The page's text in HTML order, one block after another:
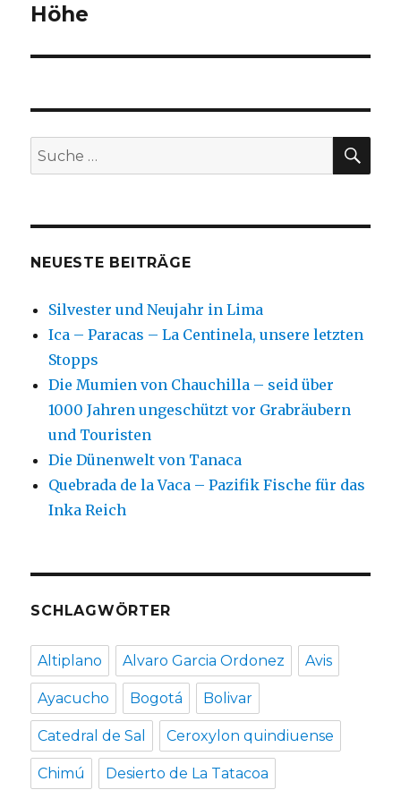
Höhe
Suche
nach:
NEUESTE BEITRÄGE
Silvester und Neujahr in Lima
Ica – Paracas – La Centinela, unsere letzten
Stopps
Die Mumien von Chauchilla – seid über
1000 Jahren ungeschützt vor Grabräubern
und Touristen
Die Dünenwelt von Tanaca
Quebrada de la Vaca – Pazifik Fische für das
Inka Reich
SCHLAGWÖRTER
Altiplano Alvaro Garcia Ordonez Avis
Ayacucho Bogotá Bolivar
Catedral de Sal Ceroxylon quindiuense
Chimú Desierto de La Tatacoa